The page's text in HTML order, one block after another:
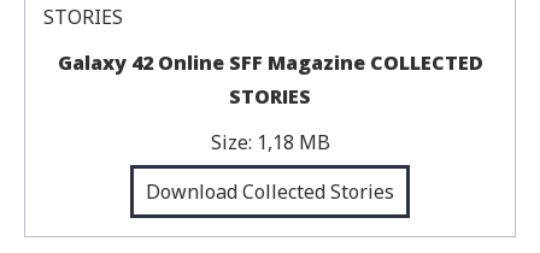
Galaxy 42 Online SFF Magazine COLLECTED
STORIES
Size: 1,18 MB
Download Collected Stories